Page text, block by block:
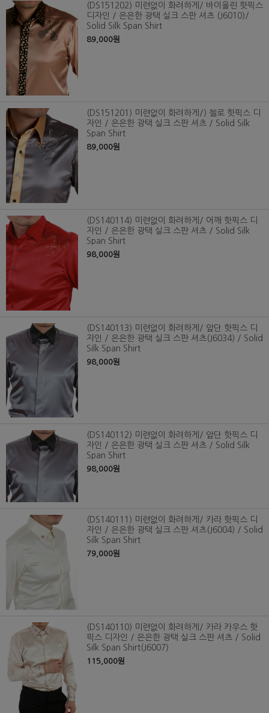
(DS151202) 미련없이 화려하게/ 바이올린 핫픽스
디자인 / 은은한 광택 실크 스판 셔츠 (J6010)/
Solid Silk Span Shirt
89,000원
(DS151201) 미련없이 화려하게/) 첼로 핫픽스 디
자인 / 은은한 광택 실크 스판 셔츠 / Solid Silk
Span Shirt
89,000원
(DS140114) 미련없이 화려하게/ 어깨 핫픽스 디
자인 / 은은한 광택 실크 스판 셔츠 / Solid Silk
Span Shirt
98,000원
(DS140113) 미련없이 화려하게/ 앞단 핫픽스 디
자인 / 은은한 광택 실크 스판 셔츠(J6034) / Solid
Silk Span Shirt
98,000원
(DS140112) 미련없이 화려하게/ 앞단 핫픽스 디
자인 / 은은한 광택 실크 스판 셔츠 / Solid Silk
Span Shirt
98,000원
(DS140111) 미련없이 화려하게/ 카라 핫픽스 디
자인 / 은은한 광택 실크 스판 셔츠(J6004) / Solid
Silk Span Shirt
79,000원
(DS140110) 미련없이 화려하게/ 카라 카우스 핫
픽스 디자인 / 은은한 광택 실크 스판 셔츠 / Solid
Silk Span Shirt(J6007)
115,000원